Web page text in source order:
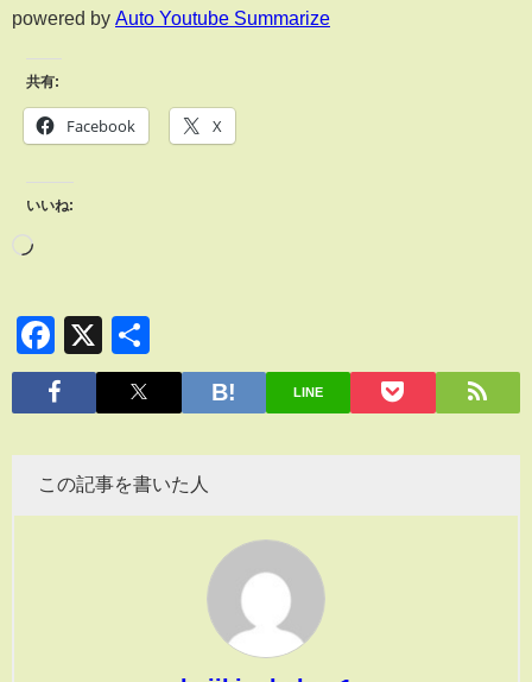
powered by Auto Youtube Summarize
共有:
Facebook X
いいね:
Facebook
X
有
LINE
この記事を書いた人